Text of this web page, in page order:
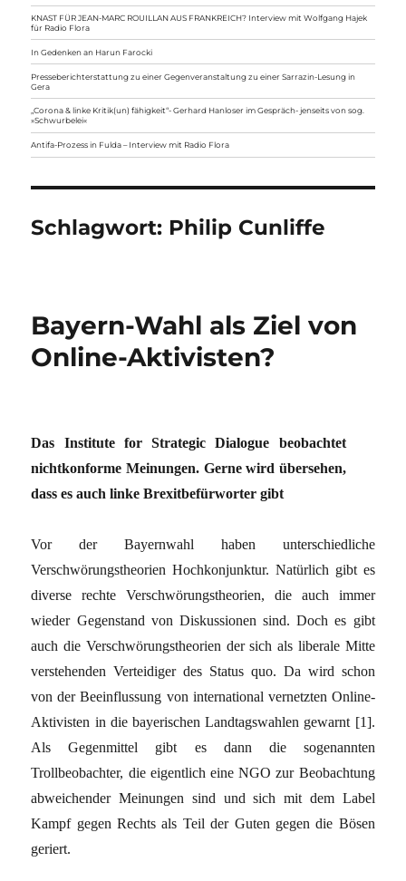
KNAST FÜR JEAN-MARC ROUILLAN AUS FRANKREICH? Interview mit Wolfgang Hajek
für Radio Flora
In Gedenken an Harun Farocki
Presseberichterstattung zu einer Gegenveranstaltung zu einer Sarrazin-Lesung in
Gera
„Corona & linke Kritik(un) fähigkeit“- Gerhard Hanloser im Gespräch- jenseits von sog.
»Schwurbelei«
Antifa-Prozess in Fulda – Interview mit Radio Flora
Schlagwort: Philip Cunliffe
Bayern-Wahl als Ziel von
Online-Aktivisten?
Das Institute for Strategic Dialogue beobachtet
nichtkonforme Meinungen. Gerne wird übersehen,
dass es auch linke Brexitbefürworter gibt
Vor der Bayernwahl haben unterschiedliche
Verschwörungstheorien Hochkonjunktur. Natürlich gibt es
diverse rechte Verschwörungstheorien, die auch immer
wieder Gegenstand von Diskussionen sind. Doch es gibt
auch die Verschwörungstheorien der sich als liberale Mitte
verstehenden Verteidiger des Status quo. Da wird schon
von der Beeinflussung von international vernetzten Online-
Aktivisten in die bayerischen Landtagswahlen gewarnt [1].
Als Gegenmittel gibt es dann die sogenannten
Trollbeobachter, die eigentlich eine NGO zur Beobachtung
abweichender Meinungen sind und sich mit dem Label
Kampf gegen Rechts als Teil der Guten gegen die Bösen
geriert.